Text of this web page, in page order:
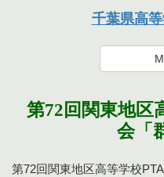
千葉県高等学校
本連合会は、個々を尊重し
千葉県高
第72回関東地区
会「
第72回関東地区高等学校